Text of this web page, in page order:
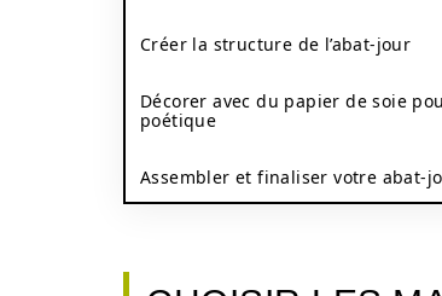
Créer la structure de l’abat-jour
Décorer avec du papier de soie
poétique
Assembler et finaliser votre abat-